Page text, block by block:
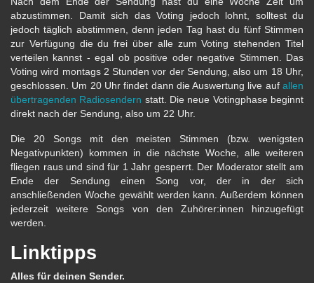
abzustimmen. Damit sich das Voting jedoch lohnt, solltest du
jedoch täglich abstimmen, denn jeden Tag hast du fünf Stimmen
zur Verfügung die du frei über alle zum Voting stehenden Titel
verteilen kannst - egal ob positive oder negative Stimmen. Das
Voting wird montags 2 Stunden vor der Sendung, also um 18 Uhr,
geschlossen. Um 20 Uhr findet dann die Auswertung live auf allen
übertragenden Radiosendern statt. Die neue Votingphase beginnt
direkt nach der Sendung, also um 22 Uhr.
Die 20 Songs mit den meisten Stimmen (bzw. wenigsten
Negativpunkten) kommen in die nächste Woche, alle weiteren
fliegen raus und sind für 1 Jahr gesperrt. Der Moderator stellt am
Ende der Sendung einen Song vor, der in der sich
anschließenden Woche gewählt werden kann. Außerdem können
jederzeit weitere Songs von den Zuhörer:innen hinzugefügt
werden.
Linktipps
Alles für deinen Sender.